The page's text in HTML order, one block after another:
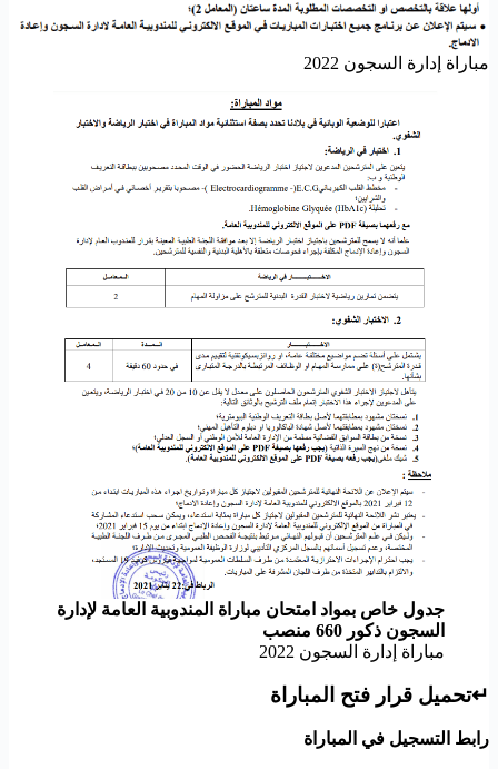
مباراة إدارة السجون 2022
جدول خاص بمواد امتحان مباراة المندوبية العامة لإدارة
السجون ذكور 660 منصب
مباراة إدارة السجون 2022
↵تحميل قرار فتح المباراة
رابط التسجيل في المباراة